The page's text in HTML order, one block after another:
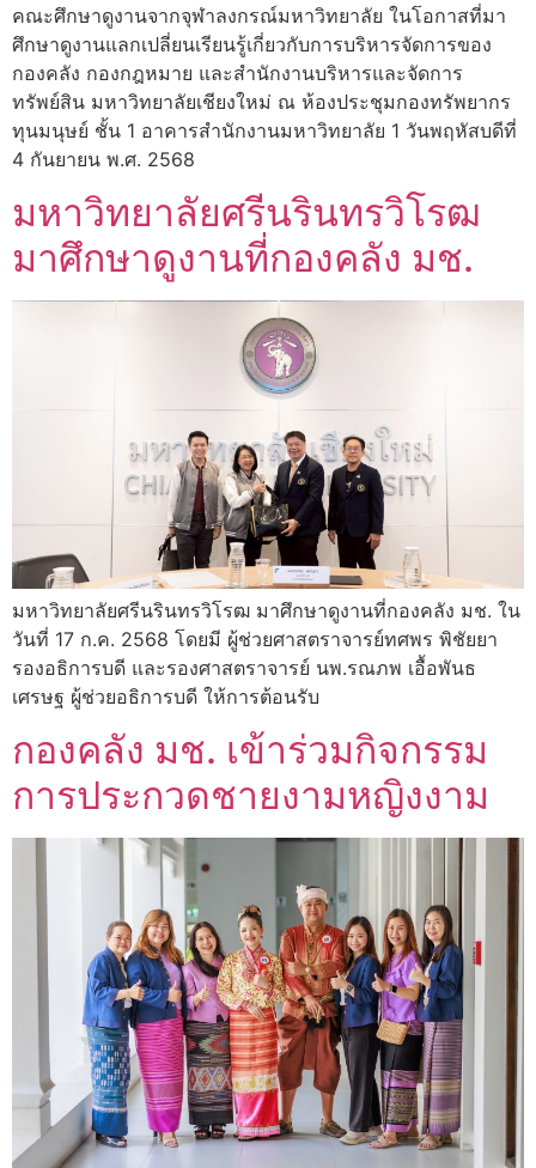
คณะศึกษาดูงานจากจุฬาลงกรณ์มหาวิทยาลัย ในโอกาสที่มา
ศึกษาดูงานแลกเปลี่ยนเรียนรู้เกี่ยวกับการบริหารจัดการของ
กองคลัง กองกฎหมาย และสำนักงานบริหารและจัดการ
ทรัพย์สิน มหาวิทยาลัยเชียงใหม่ ณ ห้องประชุมกองทรัพยากร
ทุนมนุษย์ ชั้น 1 อาคารสำนักงานมหาวิทยาลัย 1 วันพฤหัสบดีที่
4 กันยายน พ.ศ. 2568
มหาวิทยาลัยศรีนรินทรวิโรฒ
มาศึกษาดูงานที่กองคลัง มช.
มหาวิทยาลัยศรีนรินทรวิโรฒ มาศึกษาดูงานที่กองคลัง มช. ใน
วันที่ 17 ก.ค. 2568 โดยมี ผู้ช่วยศาสตราจารย์ทศพร พิชัยยา
รองอธิการบดี และรองศาสตราจารย์ นพ.รณภพ เอื้อพันธ
เศรษฐ ผู้ช่วยอธิการบดี ให้การต้อนรับ
กองคลัง มช. เข้าร่วมกิจกรรม
การประกวดชายงามหญิงงาม